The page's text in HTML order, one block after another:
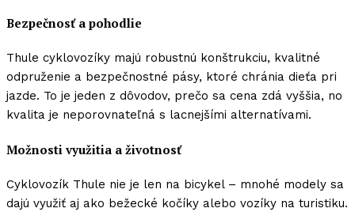
Bezpečnosť a pohodlie
Thule cyklovozíky majú robustnú konštrukciu, kvalitné
odpruženie a bezpečnostné pásy, ktoré chránia dieťa pri
jazde. To je jeden z dôvodov, prečo sa cena zdá vyššia, no
kvalita je neporovnateľná s lacnejšími alternatívami.
Možnosti využitia a životnosť
Cyklovozík Thule nie je len na bicykel – mnohé modely sa
dajú využiť aj ako bežecké kočíky alebo vozíky na turistiku.